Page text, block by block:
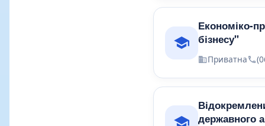
Економіко-
бізнесу"
Приватна
державного